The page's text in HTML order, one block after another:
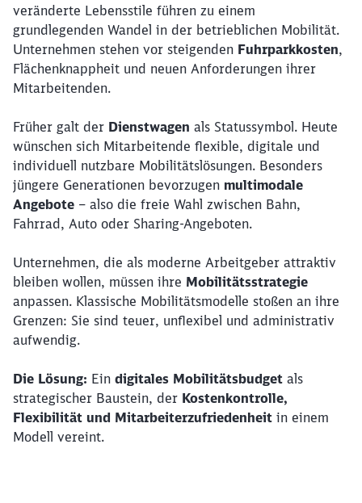
veränderte Lebensstile führen zu einem
grundlegenden Wandel in der betrieblichen Mobilität.
Unternehmen stehen vor steigenden Fuhrparkkosten,
Flächenknappheit und neuen Anforderungen ihrer
Mitarbeitenden.
Früher galt der Dienstwagen als Statussymbol. Heute
wünschen sich Mitarbeitende flexible, digitale und
individuell nutzbare Mobilitätslösungen. Besonders
jüngere Generationen bevorzugen multimodale
Angebote – also die freie Wahl zwischen Bahn,
Fahrrad, Auto oder Sharing-Angeboten.
Unternehmen, die als moderne Arbeitgeber attraktiv
bleiben wollen, müssen ihre Mobilitätsstrategie
anpassen. Klassische Mobilitätsmodelle stoßen an ihre
Grenzen: Sie sind teuer, unflexibel und administrativ
aufwendig.
Die Lösung: Ein digitales Mobilitätsbudget als
strategischer Baustein, der Kostenkontrolle,
Flexibilität und Mitarbeiterzufriedenheit in einem
Modell vereint.